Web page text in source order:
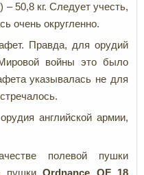
– 50,8 кг. Следует учесть,
очень округленно.
Правда, для орудий
войны это было
указывалась не для
английской армии,
полевой пушки